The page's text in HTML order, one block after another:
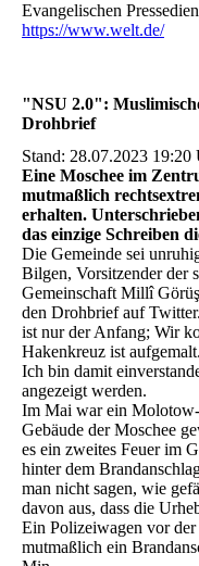
Evangelischen
https://www.welt.de/
"NSU 2.0":
Drohbrief
Stand: 28.07.2023 19:20
Eine Moschee im
mutmaßlich
erhalten.
das einzige Schreiben
Die Gemeinde sei
Bilgen, Vorsitzender der
Gemeinschaft Millî
den Drohbrief auf
ist nur der Anfang; Wir
Hakenkreuz ist aufgemalt.
Ich bin damit
angezeigt werden.
Im Mai war ein
Gebäude der Moschee
es ein zweites Feuer im
hinter dem
man nicht sagen, wie
davon aus, dass die
Ein Polizeiwagen vor
mutmaßlich ein